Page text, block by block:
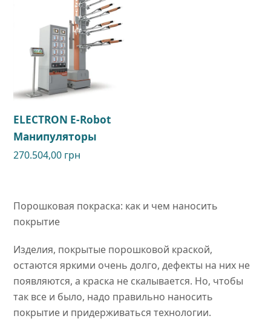
ELECTRON E-Robot
Манипуляторы
270.504,00 грн
Порошковая покраска: как и чем наносить
покрытие
Изделия, покрытые порошковой краской,
остаются яркими очень долго, дефекты на них не
появляются, а краска не скалывается. Но, чтобы
так все и было, надо правильно наносить
покрытие и придерживаться технологии.